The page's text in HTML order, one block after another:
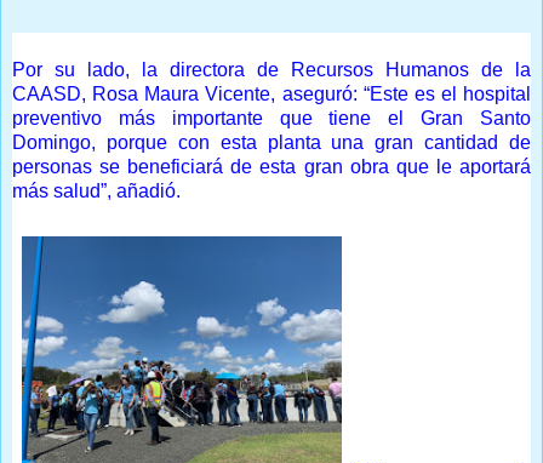
Por su lado, la directora de Recursos Humanos de la
CAASD, Rosa Maura Vicente, aseguró: “Este es el hospital
preventivo más importante que tiene el Gran Santo
Domingo, porque con esta planta una gran cantidad de
personas se beneficiará de esta gran obra que le aportará
más salud”, añadió.